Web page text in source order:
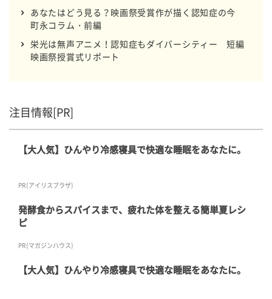
あなたはどう見る？映画祭受賞作が描く認知症の今
町永コラム・前編
栄光は無声アニメ！認知症もダイバーシティー 短編
映画祭授賞式リポート
注目情報[PR]
【大人気】ひんやり冷感寝具で快適な睡眠をあなたに。
PR(アイリスプラザ)
発酵食からスパイスまで、疲れた体を整える簡単夏レシ
ピ
PR(マガジンハウス)
【大人気】ひんやり冷感寝具で快適な睡眠をあなたに。